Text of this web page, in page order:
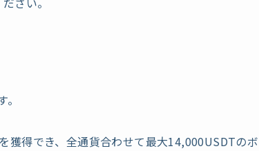
獲得でき、全通貨合わせて最大14,000USDTのボ